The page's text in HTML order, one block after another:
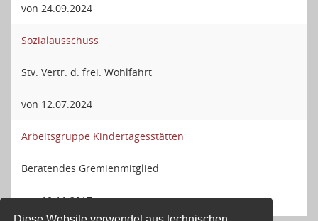
von 24.09.2024
Sozialausschuss
Stv. Vertr. d. frei. Wohlfahrt
von 12.07.2024
Arbeitsgruppe Kindertagesstätten
Beratendes Gremienmitglied
von 10.11.2017